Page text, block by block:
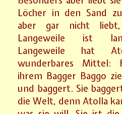
Löcher in den Sand
aber gar nicht liebt,
Langeweile ist
Langeweile hat
wunderbares Mittel:
ihrem Bagger Baggo
und baggert. Sie
die Welt, denn Atolla